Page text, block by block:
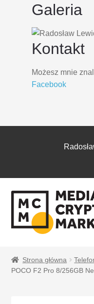
Galeria
Kontakt
Możesz mnie
Facebook
PRZEJDŹ
DO
NAWIGACJI
PRZEJDŹ
DO
TREŚCI
Strona główna
POCO F2 Pro 8/256GB